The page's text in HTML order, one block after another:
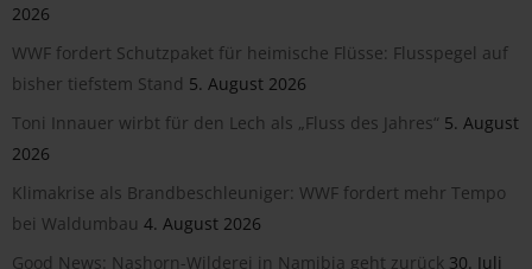
2026
WWF fordert Schutzpaket für heimische Flüsse: Flusspegel auf
bisher tiefstem Stand 5. August 2026
Toni Innauer wirbt für den Lech als „Fluss des Jahres“ 5. August
2026
Klimakrise als Brandbeschleuniger: WWF fordert mehr Tempo
bei Waldumbau 4. August 2026
Good News: Nashorn-Wilderei in Namibia geht zurück 30. Juli